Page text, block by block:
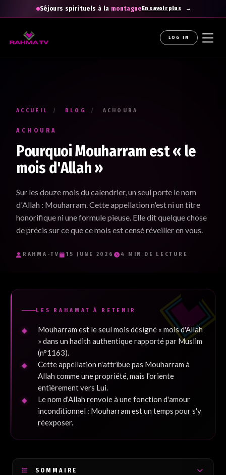
Séjours spirituels à la montagneEn savoir plus
LOG IN
ACCUEIL / BLOG / ACHOURA
ACHOURA
Pourquoi Mouharram est « le
mois d'Allah »
Sur les douze mois du calendrier, un seul porte le nom
d'Allah : Mouharram. Cette appellation n'est ni un titre
honorifique ni une formule pieuse. Elle dit quelque chose
de précis sur ce que ce mois est censé réveiller en vous.
RAHMA-TV 15 JUNE 2026 4 MIN DE LECTURE
LES RAHAMAT À RETENIR
Mouharram est le seul mois désigné « mois d'Allah
» dans un hadith authentique rapporté par Muslim
(n°1163).
Cette appellation n'attribue pas Mouharram à
Allah comme une propriété, mais l'oriente
entièrement vers Lui.
Le nom d'Allah renvoie à une fonction d'amour
inconditionnel : Mouharram est un temps pour s'y
réexposer.
SOMMAIRE
apprendre comprendreetcheminer
Votre prénom *
Renseignez votre adresse email. Ex. : abc@xyz.com
Je souhaite recevoir les e-mails inspirants de RaHma-TV et